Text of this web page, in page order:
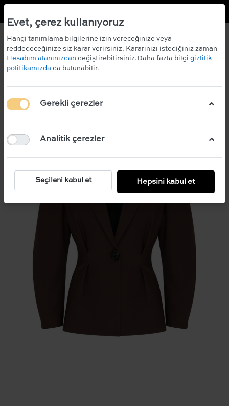
Evet, çerez kullanıyoruz
Hangi tanımlama bilgilerine izin vereceğinize veya
reddedeceğinize siz karar verirsiniz. Kararınızı istediğiniz zaman
Hesabım alanınızdan değiştirebilirsiniz.Daha fazla bilgi gizlilik
politikamızda da bulunabilir.
Gerekli çerezler
Analitik çerezler
Seçileni kabul et Hepsini kabul et